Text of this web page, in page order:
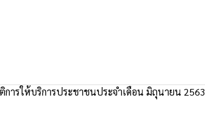
ารให้บริการประชาชนประจำเดือน มิถุนายน 2563